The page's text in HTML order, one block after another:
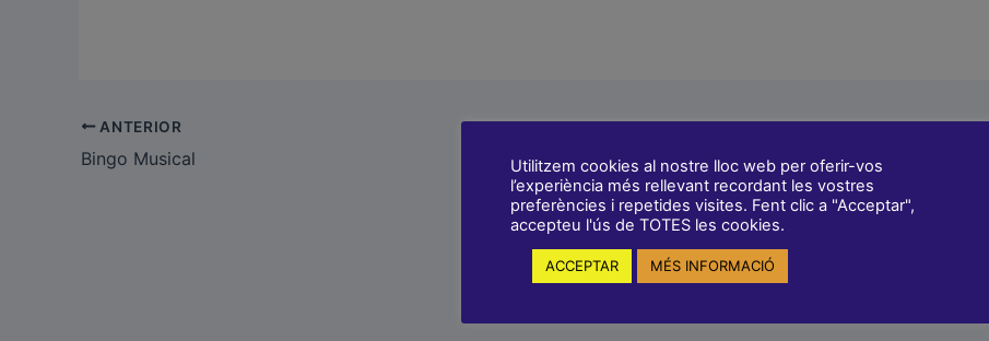
ANTERIOR
Bingo Musical
Utilitzem cookies al nostre lloc web per oferir-vos
l’experiència més rellevant recordant les vostres
preferències i repetides visites. Fent clic a "Acceptar",
accepteu l'ús de TOTES les cookies.
ACCEPTAR MÉS INFORMACIÓ